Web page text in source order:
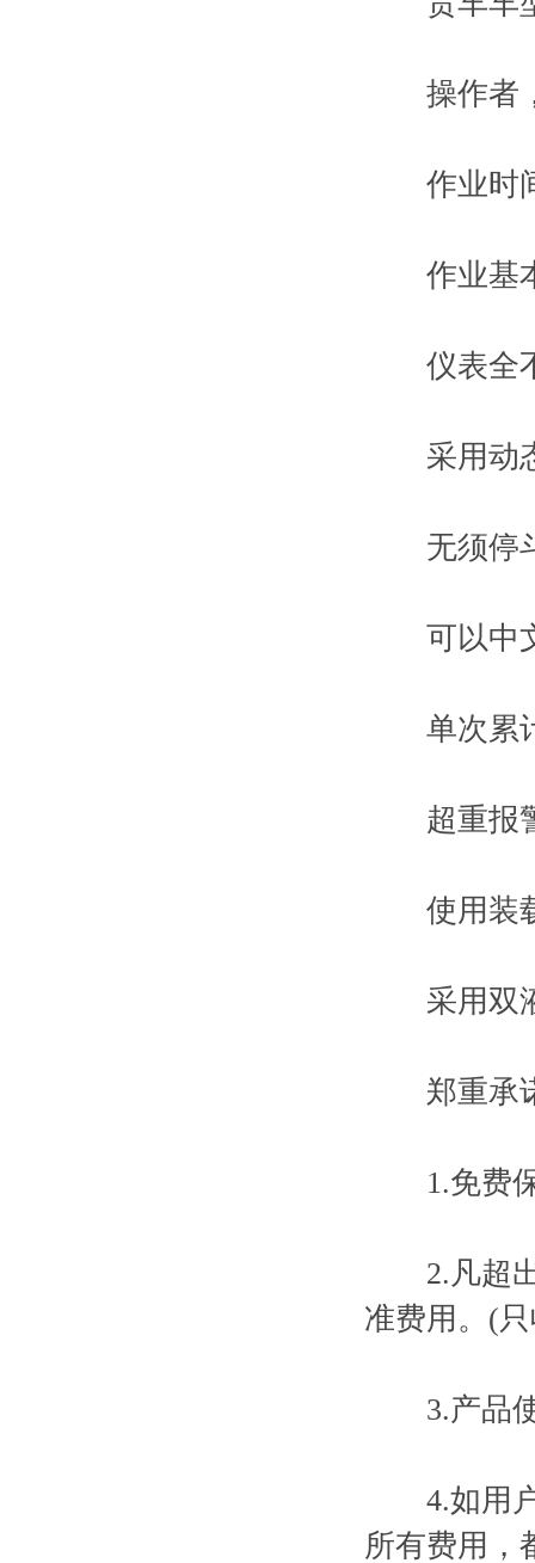
操作者，
作业时间
作业基本
仪表全不
采用动态
无须停斗
可以中文
单次累计
超重报
使用装载
采用双液
郑重承
1.免费保
2.凡超出
准费用。(
3.产品使
4.如用户
所有费用，